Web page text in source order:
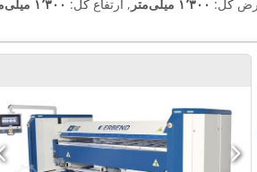
کل: ۱٬۳۰۰ میلی‌متر , ارتفاع کل: ۱٬۳۰۰ میلی‌متر